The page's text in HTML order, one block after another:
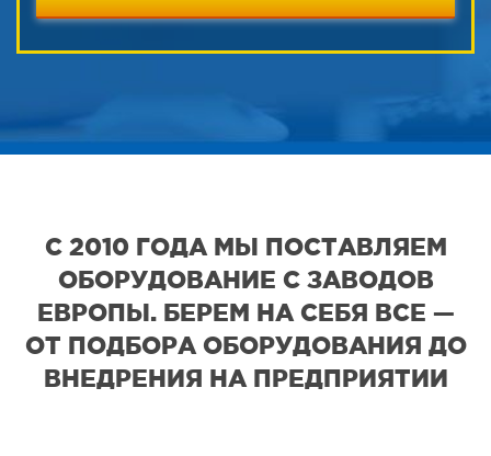
С 2010 ГОДА МЫ ПОСТАВЛЯЕМ
ОБОРУДОВАНИЕ С ЗАВОДОВ
ЕВРОПЫ. БЕРЕМ НА СЕБЯ ВСЕ —
ОТ ПОДБОРА ОБОРУДОВАНИЯ ДО
ВНЕДРЕНИЯ НА ПРЕДПРИЯТИИ